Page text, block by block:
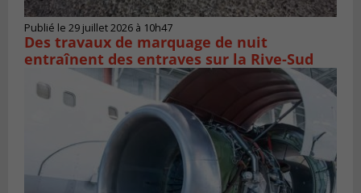
Publié le 29 juillet 2026 à 10h47
Des travaux de marquage de nuit
entraînent des entraves sur la Rive-Sud